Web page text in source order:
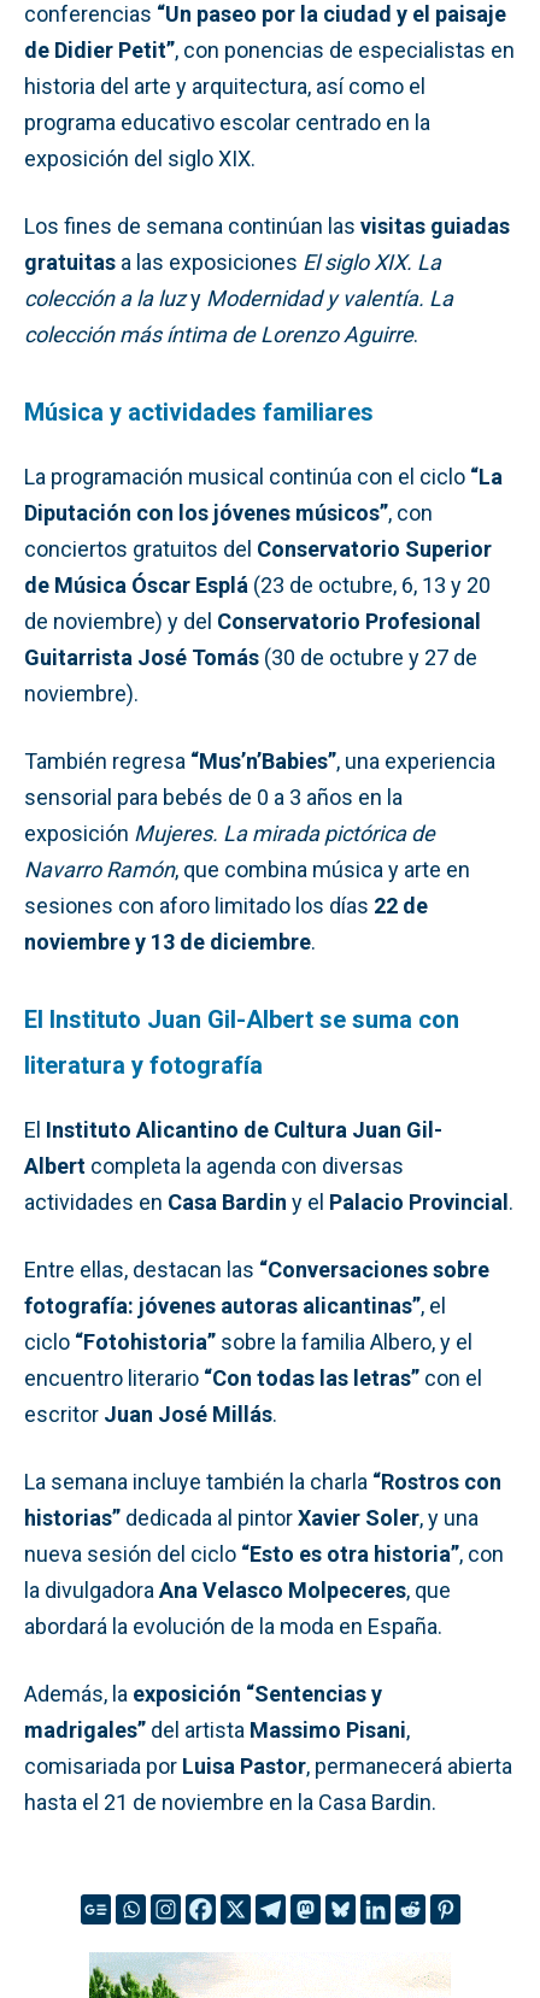
conferencias “Un paseo por la ciudad y el paisaje
de Didier Petit”, con ponencias de especialistas en
historia del arte y arquitectura, así como el
programa educativo escolar centrado en la
exposición del siglo XIX.
Los fines de semana continúan las visitas guiadas
gratuitas a las exposiciones El siglo XIX. La
colección a la luzy Modernidad y valentía. La
colección más íntima de Lorenzo Aguirre.
Música y actividades familiares
La programación musical continúa con el ciclo “La
Diputación con los jóvenes músicos”, con
conciertos gratuitos del Conservatorio Superior
de Música Óscar Esplá (23 de octubre, 6, 13 y 20
de noviembre) y del Conservatorio Profesional
Guitarrista José Tomás (30 de octubre y 27 de
noviembre).
También regresa “Mus’n’Babies”, una experiencia
sensorial para bebés de 0 a 3 años en la
exposición Mujeres. La mirada pictórica de
Navarro Ramón, que combina música y arte en
sesiones con aforo limitado los días 22 de
noviembre y 13 de diciembre.
El Instituto Juan Gil-Albert se suma con
literatura y fotografía
El Instituto Alicantino de Cultura Juan Gil-
Albert completa la agenda con diversas
actividades en Casa Bardin y el Palacio Provincial.
Entre ellas, destacan las “Conversaciones sobre
fotografía: jóvenes autoras alicantinas”, el
ciclo “Fotohistoria” sobre la familia Albero, y el
encuentro literario “Con todas las letras” con el
escritor Juan José Millás.
La semana incluye también la charla “Rostros con
historias” dedicada al pintorXavier Soler, y una
nueva sesión del ciclo “Esto es otra historia”, con
la divulgadora Ana Velasco Molpeceres, que
abordará la evolución de la moda en España.
Además, la exposición “Sentencias y
madrigales” del artista Massimo Pisani,
comisariada por Luisa Pastor, permanecerá abierta
hasta el 21 de noviembre en la Casa Bardin.